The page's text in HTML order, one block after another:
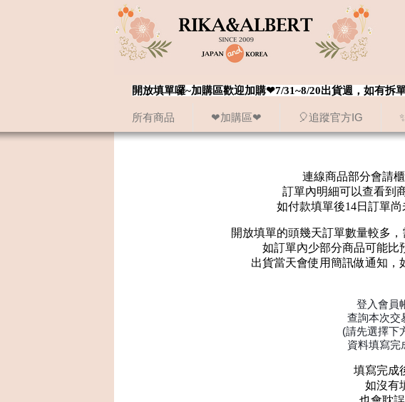
所有商品 ❤加購區❤ 🎈追蹤官方IG
開放填單囉~加購區歡迎加購❤7/31~8/20出貨週，如有